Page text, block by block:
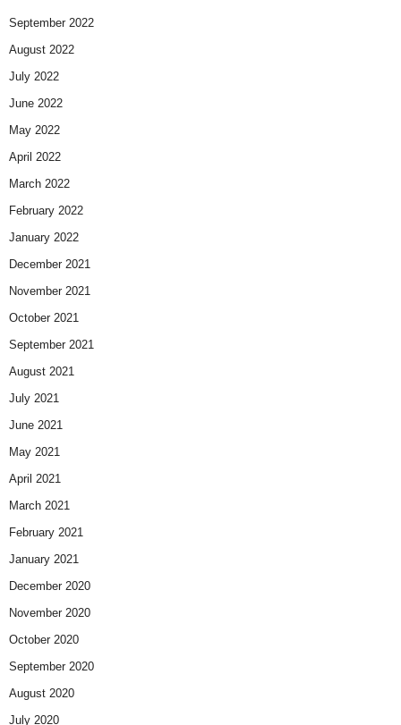
September 2022
August 2022
July 2022
June 2022
May 2022
April 2022
March 2022
February 2022
January 2022
December 2021
November 2021
October 2021
September 2021
August 2021
July 2021
June 2021
May 2021
April 2021
March 2021
February 2021
January 2021
December 2020
November 2020
October 2020
September 2020
August 2020
July 2020